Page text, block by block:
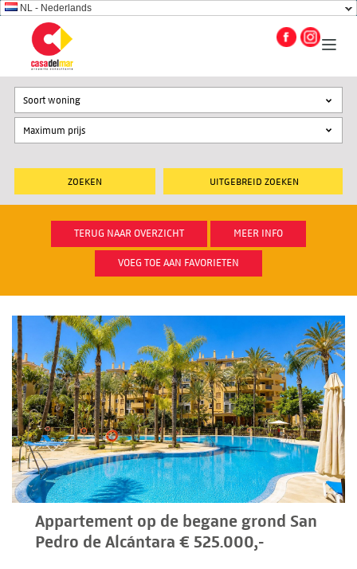
NL - Nederlands
UITGEBREID ZOEKEN
Soort woning
TERUG NAAR OVERZICHT MEER INFO
VOEG TOE AAN FAVORIETEN
Appartement op de begane grond San
Pedro de Alcántara € 525.000,-